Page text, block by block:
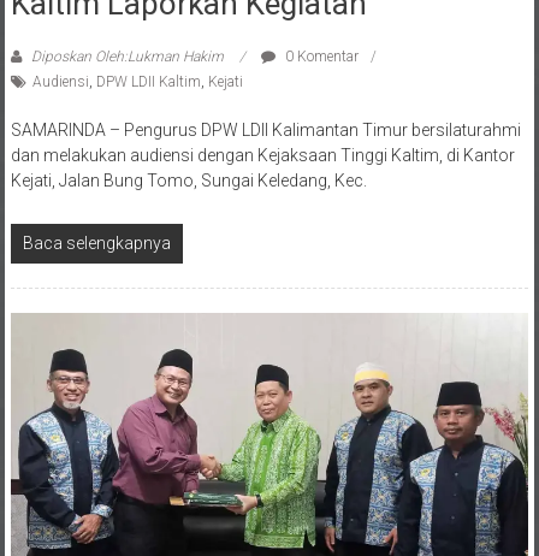
Diposkan Oleh:Lukman Hakim
0 Komentar
Audiensi, DPW LDII Kaltim, Kejati
SAMARINDA – Pengurus DPW LDII Kalimantan Timur bersilaturahmi
dan melakukan audiensi dengan Kejaksaan Tinggi Kaltim, di Kantor
Kejati, Jalan Bung Tomo, Sungai Keledang, Kec.
Baca selengkapnya